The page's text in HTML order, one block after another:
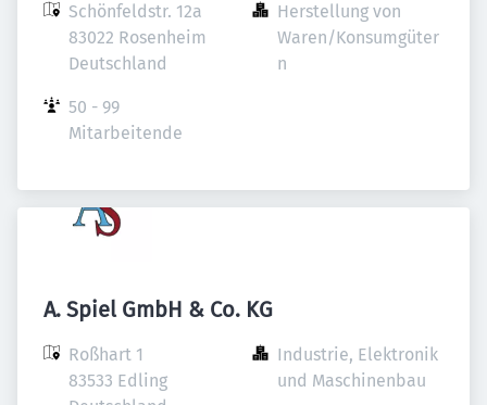
Schönfeldstr. 12a
83022 Rosenheim
Deutschland
Herstellung von
Waren/Konsumgüter
n
50 - 99
Mitarbeitende
A. Spiel GmbH & Co. KG
Roßhart 1
83533 Edling
Industrie, Elektronik
und Maschinenbau